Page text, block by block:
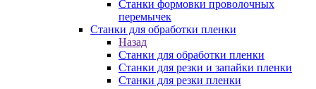
Станки формовки проволочных
перемычек
Станки для обработки пленки
Назад
Станки для обработки пленки
Станки для резки и запайки пленки
Станки для резки пленки